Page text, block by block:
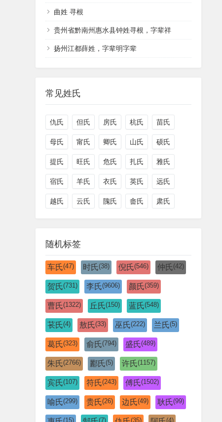
曲姓 寻根
贵州省黔南州惠水县钟姓寻根，字辈祥
扬州江都薛姓，字辈明字辈
常见姓氏
仇氏 但氏 房氏 杭氏 苗氏
母氏 甯氏 卿氏 山氏 硕氏
提氏 旺氏 危氏 扎氏 雅氏
宿氏 羊氏 衣氏 英氏 远氏
越氏 云氏 隗氏 畲氏 肃氏
随机标签
车氏(47) 时氏(38) 倪氏(546) 仲氏 (42)
贺氏(731) 李氏(9606) 颜氏(359)
曹氏(1322) 丘氏(150) 蓝氏(548)
苌氏(4) 敖氏(33) 巫氏(222) 兰氏(5)
葛氏(323) 俞氏(794) 盛氏(489)
朱氏(2766) 酈氏(5) 许氏(1157)
宾氏(107) 符氏(243) 傅氏(1502)
喻氏(299) 贵氏(26) 边氏(49) 耿氏(99)
(15) (7) (35) (4)